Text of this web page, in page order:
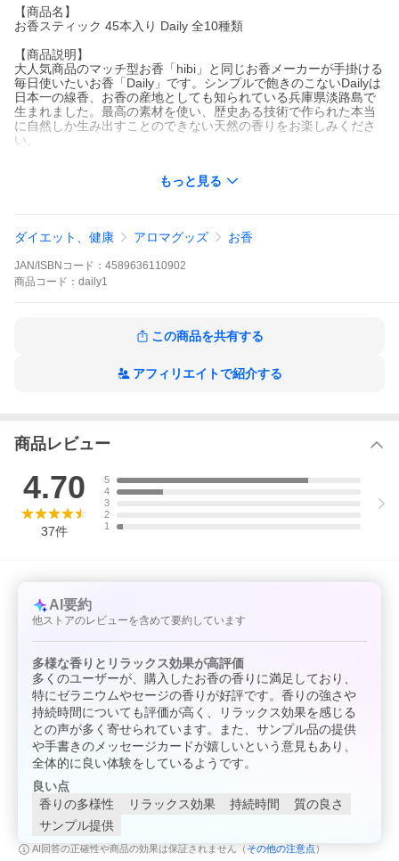
【商品名】
お香スティック 45本入り Daily 全10種類
【商品説明】
大人気商品のマッチ型お香「hibi」と同じお香メーカーが手掛ける
毎日使いたいお香「Daily」です。シンプルで飽きのこないDailyは
日本一の線香、お香の産地としても知られている兵庫県淡路島で
生まれました。最高の素材を使い、歴史ある技術で作られた本当
に自然しか生み出すことのできない天然の香りをお楽しみくださ
い。
・ティーツリー
・イランイラン
・白檀（サンダルウッド）
1本あたり約30分
日本
もっと見る
ダイエット、健康 アロマグッズ お香
JAN/ISBNコード： 4589636110902
商品 コード： daily1
この商品を共有する
アフィリエイトで紹介する
商品レビュー
4.70
37件
5
4
3
2
1
AI要約
他ストアのレビューを含めて要約しています
多様な香りとリラックス効果が高評価
多くのユーザーが、購入したお香の香りに満足しており、
特にゼラニウムやセージの香りが好評です。香りの強さや
持続時間についても評価が高く、リラックス効果を感じる
との声が多く寄せられています。また、サンプル品の提供
や手書きのメッセージカードが嬉しいという意見もあり、
全体的に良い体験をしているようです。
良い点
香りの多様性
リラックス効果 持続時間
質の良さ
サンプル提供
AI回答の正確性や商品の効果は保証されません（ その他の注意点 ）